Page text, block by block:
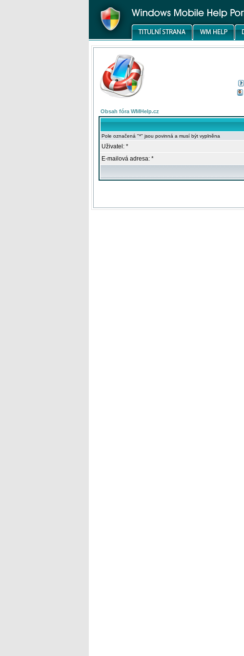
Obsah fóra WMHelp.cz
Pole označená "*" jsou povinná a musí být vyplněna
Uživatel: *
E-mailová adresa: *